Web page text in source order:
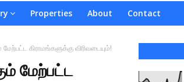
Properties About Contact
கிராமங்களுக்கு விரிவடையும்!
மேற்பட்ட